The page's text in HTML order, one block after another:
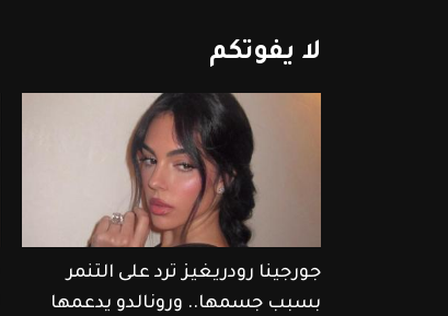
لا يفوتكم
جورجينا رودريغيز ترد على التنمر
بسبب جسمها.. ورونالدو يدعمها